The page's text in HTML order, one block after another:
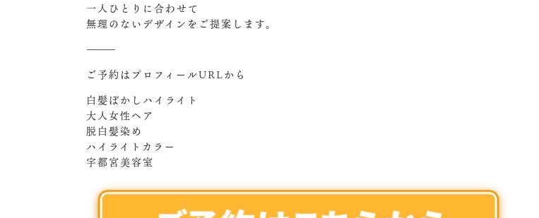
一人ひとりに合わせて
無理のないデザインをご提案します。
⸻
ご予約はプロフィールURLから
白髪ぼかしハイライト
大人女性ヘア
脱白髪染め
ハイライトカラー
宇都宮美容室